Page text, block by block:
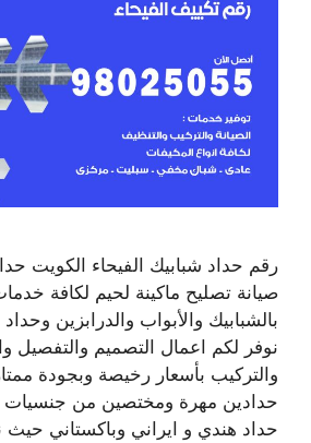
رقم حداد شبابيك الفيحاء الكويت
صيانة تصليح ماكينة لحيم لكافة
بالشبابيك والأبواب والدرابزين
نوفر لكم اعمال التصميم والتفصيل
والتركيب بأسعار رخيصة وبجودة
حدادين مهرة ومختصين من جنسيات
حداد هندي و ايراني وباكستاني